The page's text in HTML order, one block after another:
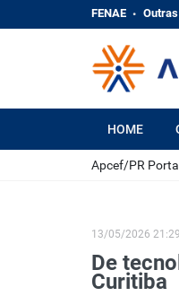
FENAE
HOME
Apcef/PR Portal
13/05/2026 21:29
De
Curitiba